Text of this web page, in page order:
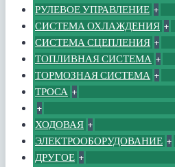
РУЛЕВОЕ УПРАВЛЕНИЕ +
СИСТЕМА ОХЛАЖДЕНИЯ +
СИСТЕМА СЦЕПЛЕНИЯ +
ТОПЛИВНАЯ СИСТЕМА +
ТОРМОЗНАЯ СИСТЕМА +
ТРОСА +
+
ХОДОВАЯ +
ЭЛЕКТРООБОРУДОВАНИЕ +
ДРУГОЕ +